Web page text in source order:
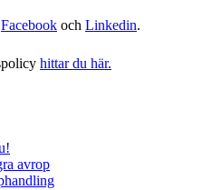
Facebook och Linkedin.
hittar du här.
avrop